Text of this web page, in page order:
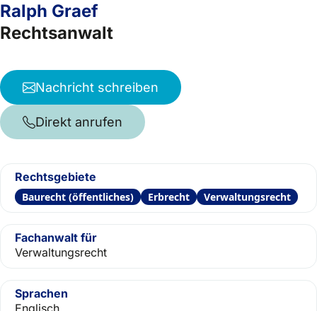
Ralph Graef
Rechtsanwalt
Nachricht schreiben
Direkt anrufen
Rechtsgebiete
Baurecht (öffentliches) Erbrecht Verwaltungsrecht
Fachanwalt für
Verwaltungsrecht
Sprachen
Englisch